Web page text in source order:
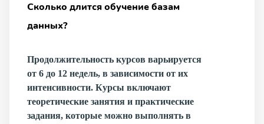
Сколько длится обучение базам
данных?
Продолжительность курсов варьируется
от 6 до 12 недель, в зависимости от их
интенсивности. Курсы включают
теоретические занятия и практические
задания, которые можно выполнять в